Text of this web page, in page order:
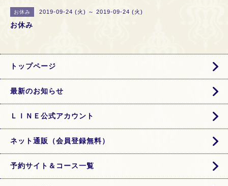
お休み 2019-09-24 (火) ～ 2019-09-24 (火)
お休み
トップページ
最新のお知らせ
ＬＩＮＥ公式アカウント
ネット通販（会員登録無料）
予約サイト＆コース一覧